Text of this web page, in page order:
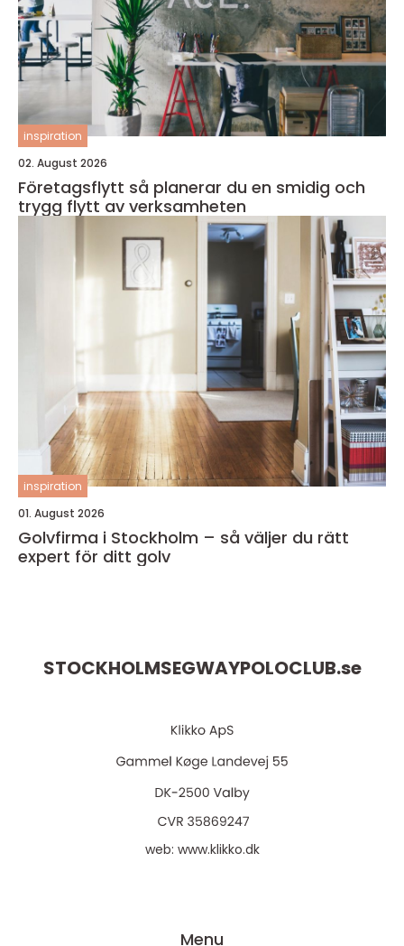
inspiration
02. August 2026
Företagsflytt så planerar du en smidig och
trygg flytt av verksamheten
inspiration
01. August 2026
Golvfirma i Stockholm – så väljer du rätt
expert för ditt golv
STOCKHOLMSEGWAYPOLOCLUB.se
web: www.klikko.dk
Menu